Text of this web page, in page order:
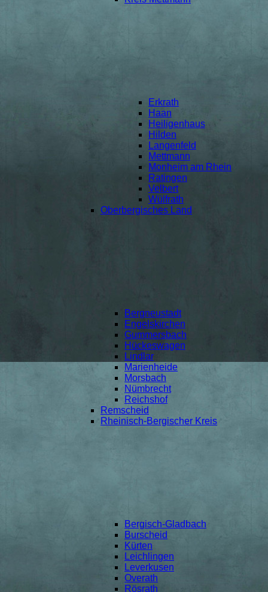
Erkrath
Haan
Heiligenhaus
Hilden
Langenfeld
Mettmann
Monheim am Rhein
Ratingen
Velbert
Wülfrath
Oberbergisches Land
Bergneustadt
Engelskirchen
Gummersbach
Hückeswagen
Lindlar
Marienheide
Morsbach
Nümbrecht
Reichshof
Remscheid
Rheinisch-Bergischer Kreis
Bergisch-Gladbach
Burscheid
Kürten
Leichlingen
Leverkusen
Overath
Rösrath